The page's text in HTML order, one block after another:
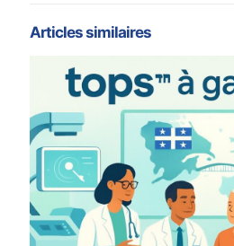
Articles similaires